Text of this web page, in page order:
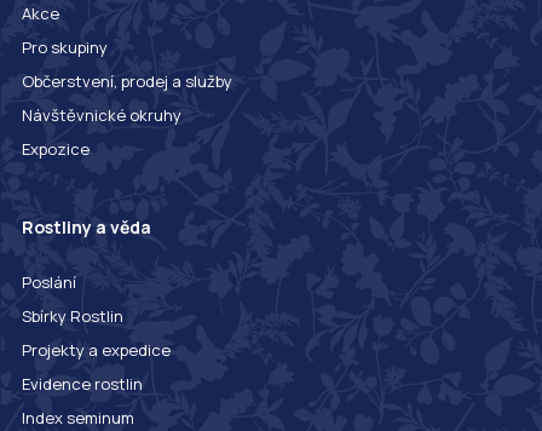
Akce
Pro skupiny
Občerstvení, prodej a služby
Návštěvnické okruhy
Expozice
Rostliny a věda
Poslání
Sbírky Rostlin
Projekty a expedice
Evidence rostlin
Index seminum